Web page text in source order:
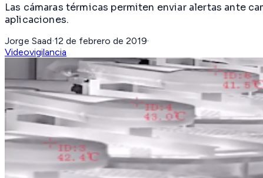
Las cámaras térmicas permiten enviar alertas ante
aplicaciones.
Jorge Saad·12 de febrero de 2019·
Videovigilancia